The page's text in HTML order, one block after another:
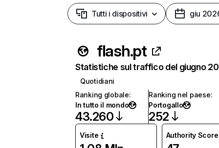
Tutti i dispositivi giu
flash.pt
Statistiche sul traffico del giugno
Quotidiani
Ranking globale:
In tutto il mondo
43.260
Ranking nel paese:
Portogallo
252
Visite Authority Score